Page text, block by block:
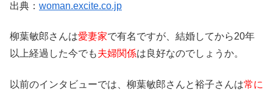
出典： woman.excite.co.jp
柳葉敏郎さんは愛妻家で有名ですが、結婚してから20年
以上経過した今でも夫婦関係は良好なのでしょうか。
以前のインタビューでは、柳葉敏郎さんと裕子さんは常に